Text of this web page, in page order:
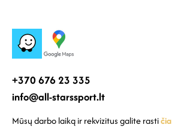
+370 676 23 335
info@all-starssport.lt
Mūsų darbo laiką ir rekvizitus galite rastičia